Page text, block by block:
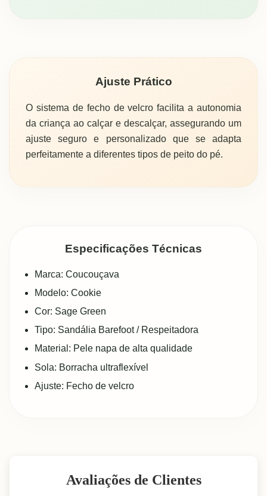
Ajuste Prático
O sistema de fecho de velcro facilita a autonomia
da criança ao calçar e descalçar, assegurando um
ajuste seguro e personalizado que se adapta
perfeitamente a diferentes tipos de peito do pé.
Especificações Técnicas
Marca: Coucouçava
Modelo: Cookie
Cor: Sage Green
Tipo: Sandália Barefoot / Respeitadora
Material: Pele napa de alta qualidade
Sola: Borracha ultraflexível
Ajuste: Fecho de velcro
Avaliações de Clientes